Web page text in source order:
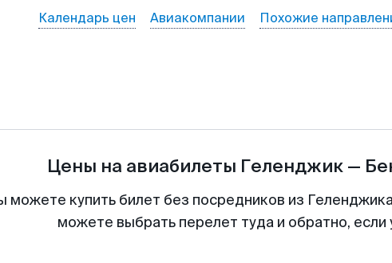
Календарь цен Авиакомпании Похожие
Цены на авиабилеты Геленджик —
можете купить билет без посредников из
можете выбрать перелет туда и обратно,